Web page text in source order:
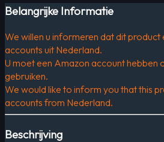
Belangrijke Informatie
We willen u informeren dat dit product
accounts uit Nederland.
U moet een Amazon account hebben
gebruiken.
We would like to inform you that this
accounts from Nederland.
Beschrijving